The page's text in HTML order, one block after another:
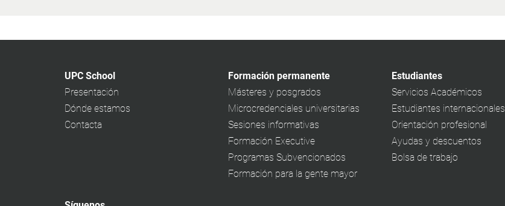
UPC School
Presentación
Dónde estamos
Contacta
Formación permanente
Másteres y posgrados
Microcredenciales universitarias
Sesiones informativas
Formación Executive
Programas Subvencionados
Formación para la gente mayor
Estudiantes
Servicios Académicos
Estudiantes internacionales
Orientación profesional
Ayudas y descuentos
Bolsa de trabajo